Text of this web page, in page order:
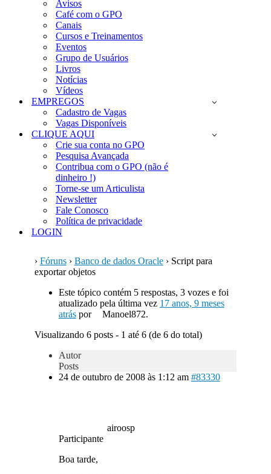
Avisos
Café com o GPO
Canais
Cursos e Treinamentos
Eventos
Grupo de Usuários
Livros
Notícias
Vídeos
EMPREGOS
Cadastro de Vagas
Vagas Disponíveis
CLIQUE AQUI
Crie sua conta no GPO
Pesquisa Avançada
Contribua com o GPO (não é
dinheiro !)
Torne-se um Articulista
Newsletter
Fale Conosco
Política de privacidade
LOGIN
› Fóruns › Banco de dados Oracle › Script para
exportar objetos
Este tópico contém 5 respostas, 3 vozes e foi
atualizado pela última vez 17 anos, 9 meses
atráspor
Manoel872.
Visualizando 6 posts - 1 até 6 (de 6 do total)
Autor
Posts
24 de outubro de 2008 às 1:12 am #83330
airoosp
Participante
Boa tarde,